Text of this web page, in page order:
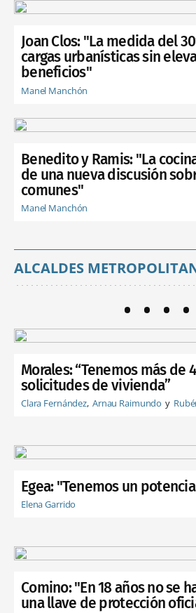
Joan Clos: "La medida del
cargas urbanísticas sin
beneficios"
Manel Manchón
Benedito y Ramis: "La
de una nueva discusión
comunes"
Manel Manchón
ALCALDES
Morales: “Tenemos más de
solicitudes de vivienda”
Clara Fernández Arnau Raimundo
Egea: "Tenemos un
Elena Garrido
Comino: "En 18 años no se
una llave de protección